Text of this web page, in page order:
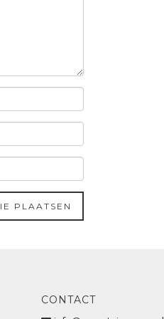
CONTACT